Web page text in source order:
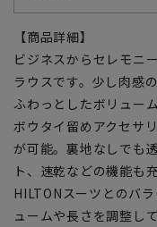
【商品詳細】
ビジネスからセレモニ
ラウスです。少し肉感
ふわっとしたボリュー
ボウタイ留めアクセサ
が可能。裏地なしでも
ト、速乾などの機能も
HILTONスーツとのバ
ュームや長さを調整し